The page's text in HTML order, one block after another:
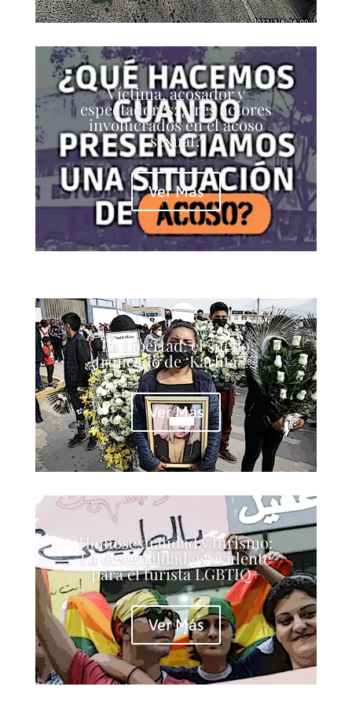
Víctima, acosador y
espectadores: ¿tres actores
involucrados en el acoso
sexual?
Ver Más
La Libertad: el sueño
truncado de ‘Karlita’￼
Ver Más
Homosexualidad y turismo:
La desigualdad es evidente
para el turista LGBTIQ+
Ver Más